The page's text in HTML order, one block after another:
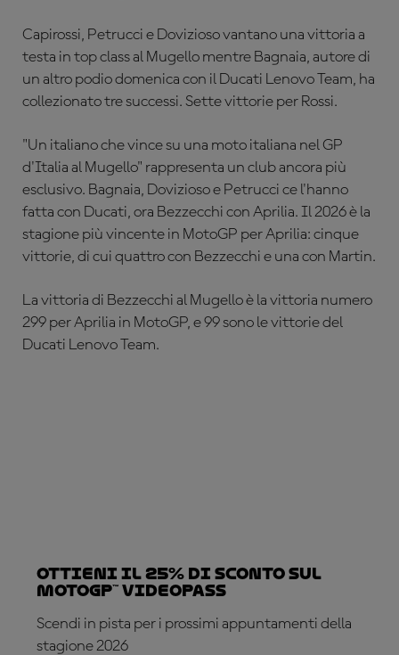
Capirossi, Petrucci e Dovizioso vantano una vittoria a
testa in top class al Mugello mentre Bagnaia, autore di
un altro podio domenica con il Ducati Lenovo Team, ha
collezionato tre successi. Sette vittorie per Rossi.
"Un italiano che vince su una moto italiana nel GP
d'Italia al Mugello" rappresenta un club ancora più
esclusivo. Bagnaia, Dovizioso e Petrucci ce l'hanno
fatta con Ducati, ora Bezzecchi con Aprilia. Il 2026 è la
stagione più vincente in MotoGP per Aprilia: cinque
vittorie, di cui quattro con Bezzecchi e una con Martin.
La vittoria di Bezzecchi al Mugello è la vittoria numero
299 per Aprilia in MotoGP, e 99 sono le vittorie del
Ducati Lenovo Team.
Ottieni il 25% di sconto sul
MotoGP™ VideoPass
Scendi in pista per i prossimi appuntamenti della
stagione 2026